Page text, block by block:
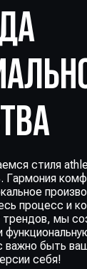
стиля
Гармония
процесс и
трендов, мы
важно быть
себя!